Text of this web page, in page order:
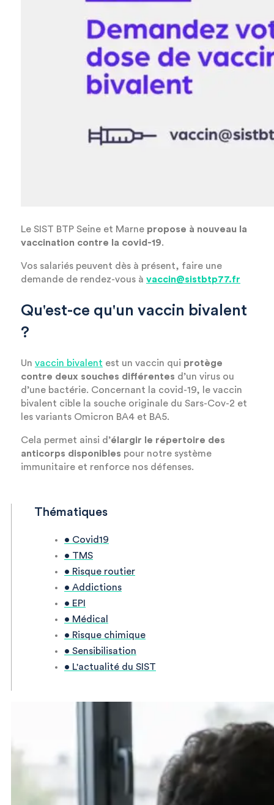
Le SIST BTP Seine et Marne propose à nouveau la
vaccination contre la covid-19.
Vos salariés peuvent dès à présent, faire une
demande de rendez-vous à vaccin@sistbtp77.fr
Qu'est-ce qu'un vaccin bivalent
?
Un vaccin bivalent est un vaccin qui protège
contre deux souches différentes d’un virus ou
d’une bactérie. Concernant la covid-19, le vaccin
bivalent cible la souche originale du Sars-Cov-2 et
les variants Omicron BA4 et BA5.
Cela permet ainsi d’élargir le répertoire des
anticorps disponibles pour notre système
immunitaire et renforce nos défenses.
Thématiques
• Covid19
• TMS
• Risque routier
• Addictions
• EPI
• Médical
• Risque chimique
• Sensibilisation
• L'actualité du SIST